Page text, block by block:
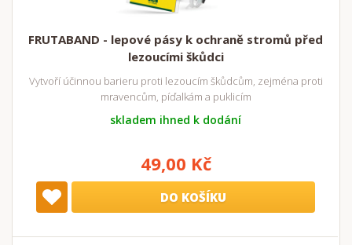
FRUTABAND - lepové pásy k ochraně stromů před
lezoucími škůdci
Vytvoří účinnou barieru proti lezoucím škůdcům, zejména proti
mravencům, píďalkám a puklicím
skladem ihned k dodání
49,00 Kč
DO KOŠÍKU